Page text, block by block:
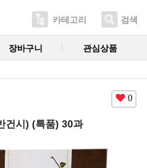
카테고리 검색
장바구니 관심상품
0
건시) (특품) 30과